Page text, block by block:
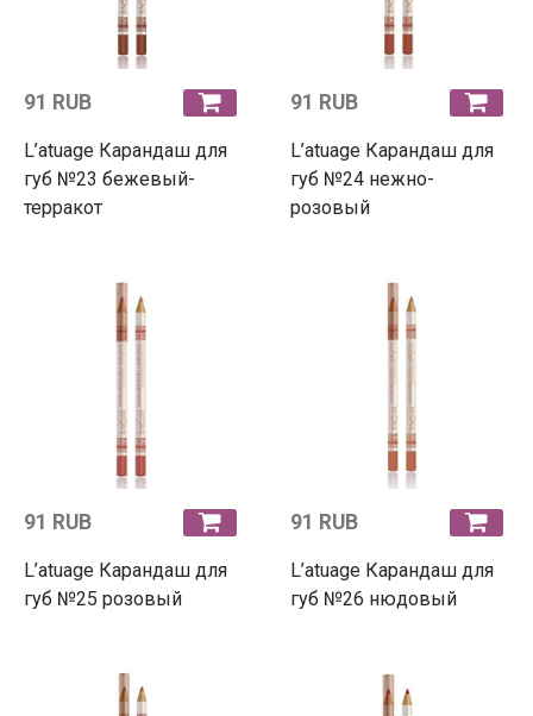
91 RUB
L’atuage Карандаш для
губ №23 бежевый-
терракот
91 RUB
L’atuage Карандаш для
губ №24 нежно-
розовый
91 RUB
L’atuage Карандаш для
губ №25 розовый
91 RUB
L’atuage Карандаш для
губ №26 нюдовый